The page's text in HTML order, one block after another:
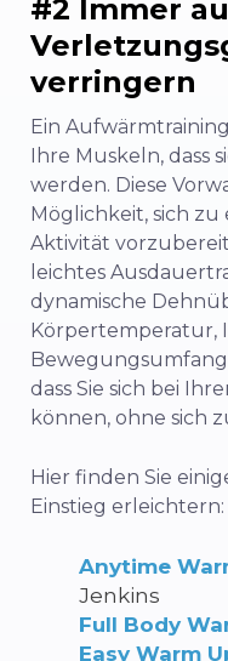
#2 Immer
verringern
Ein
Ihre Muskeln, dass
werden. Diese
Möglichkeit, sich
Aktivität
leichtes
dynamische
Körpertemperatur,
dass Sie sich bei
können, ohne sich
Hier finden Sie
Einstieg erleichtern:
Anytime
Jenkins
Full Body
Easy Warm